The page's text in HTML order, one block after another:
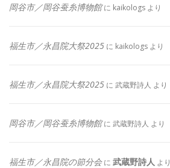
岡谷市／岡谷蚕糸博物館に kaikologs より
福生市／永昌院大祭2025 に kaikologs より
福生市／永昌院大祭2025 に 武蔵野詩人 より
岡谷市／岡谷蚕糸博物館に 武蔵野詩人 より
福生市／永昌院の節分会に 武蔵野詩人 より